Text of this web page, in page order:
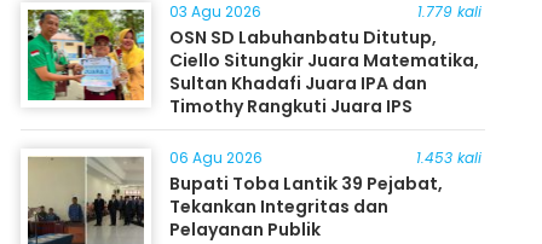
03 Agu 2026 1.779 kali
OSN SD Labuhanbatu Ditutup,
Ciello Situngkir Juara Matematika,
Sultan Khadafi Juara IPA dan
Timothy Rangkuti Juara IPS
06 Agu 2026 1.453 kali
Bupati Toba Lantik 39 Pejabat,
Tekankan Integritas dan
Pelayanan Publik